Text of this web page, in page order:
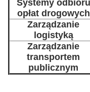
Systemy odbioru
opłat drogowych
Zarządzanie
logistyką
Zarządzanie
transportem
publicznym